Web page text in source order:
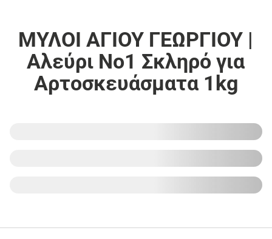
ΜΥΛΟΙ ΑΓΙΟΥ ΓΕΩΡΓΙΟΥ |
Αλεύρι Νο1 Σκληρό για
Αρτοσκευάσματα 1kg